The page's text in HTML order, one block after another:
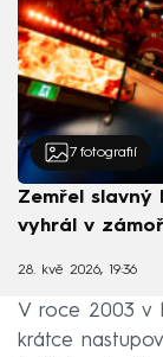
7 fotografií
Zemřel slavný
vyhrál v
28. kvě 2026, 19:36
V roce 2003 v
krátce